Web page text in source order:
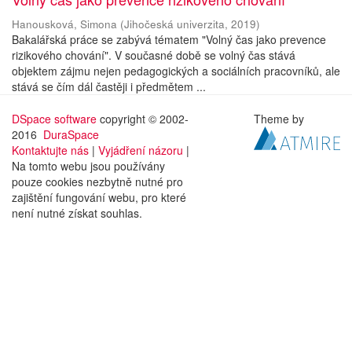
Hanousková, Simona (Jihočeská univerzita, 2019)
Bakalářská práce se zabývá tématem "Volný čas jako prevence
rizikového chování". V současné době se volný čas stává
objektem zájmu nejen pedagogických a sociálních pracovníků, ale
stává se čím dál častěji i předmětem ...
DSpace software copyright © 2002-
2016 DuraSpace
Kontaktujte nás | Vyjádření názoru |
Na tomto webu jsou používány
pouze cookies nezbytně nutné pro
zajištění fungování webu, pro které
není nutné získat souhlas.
Theme by